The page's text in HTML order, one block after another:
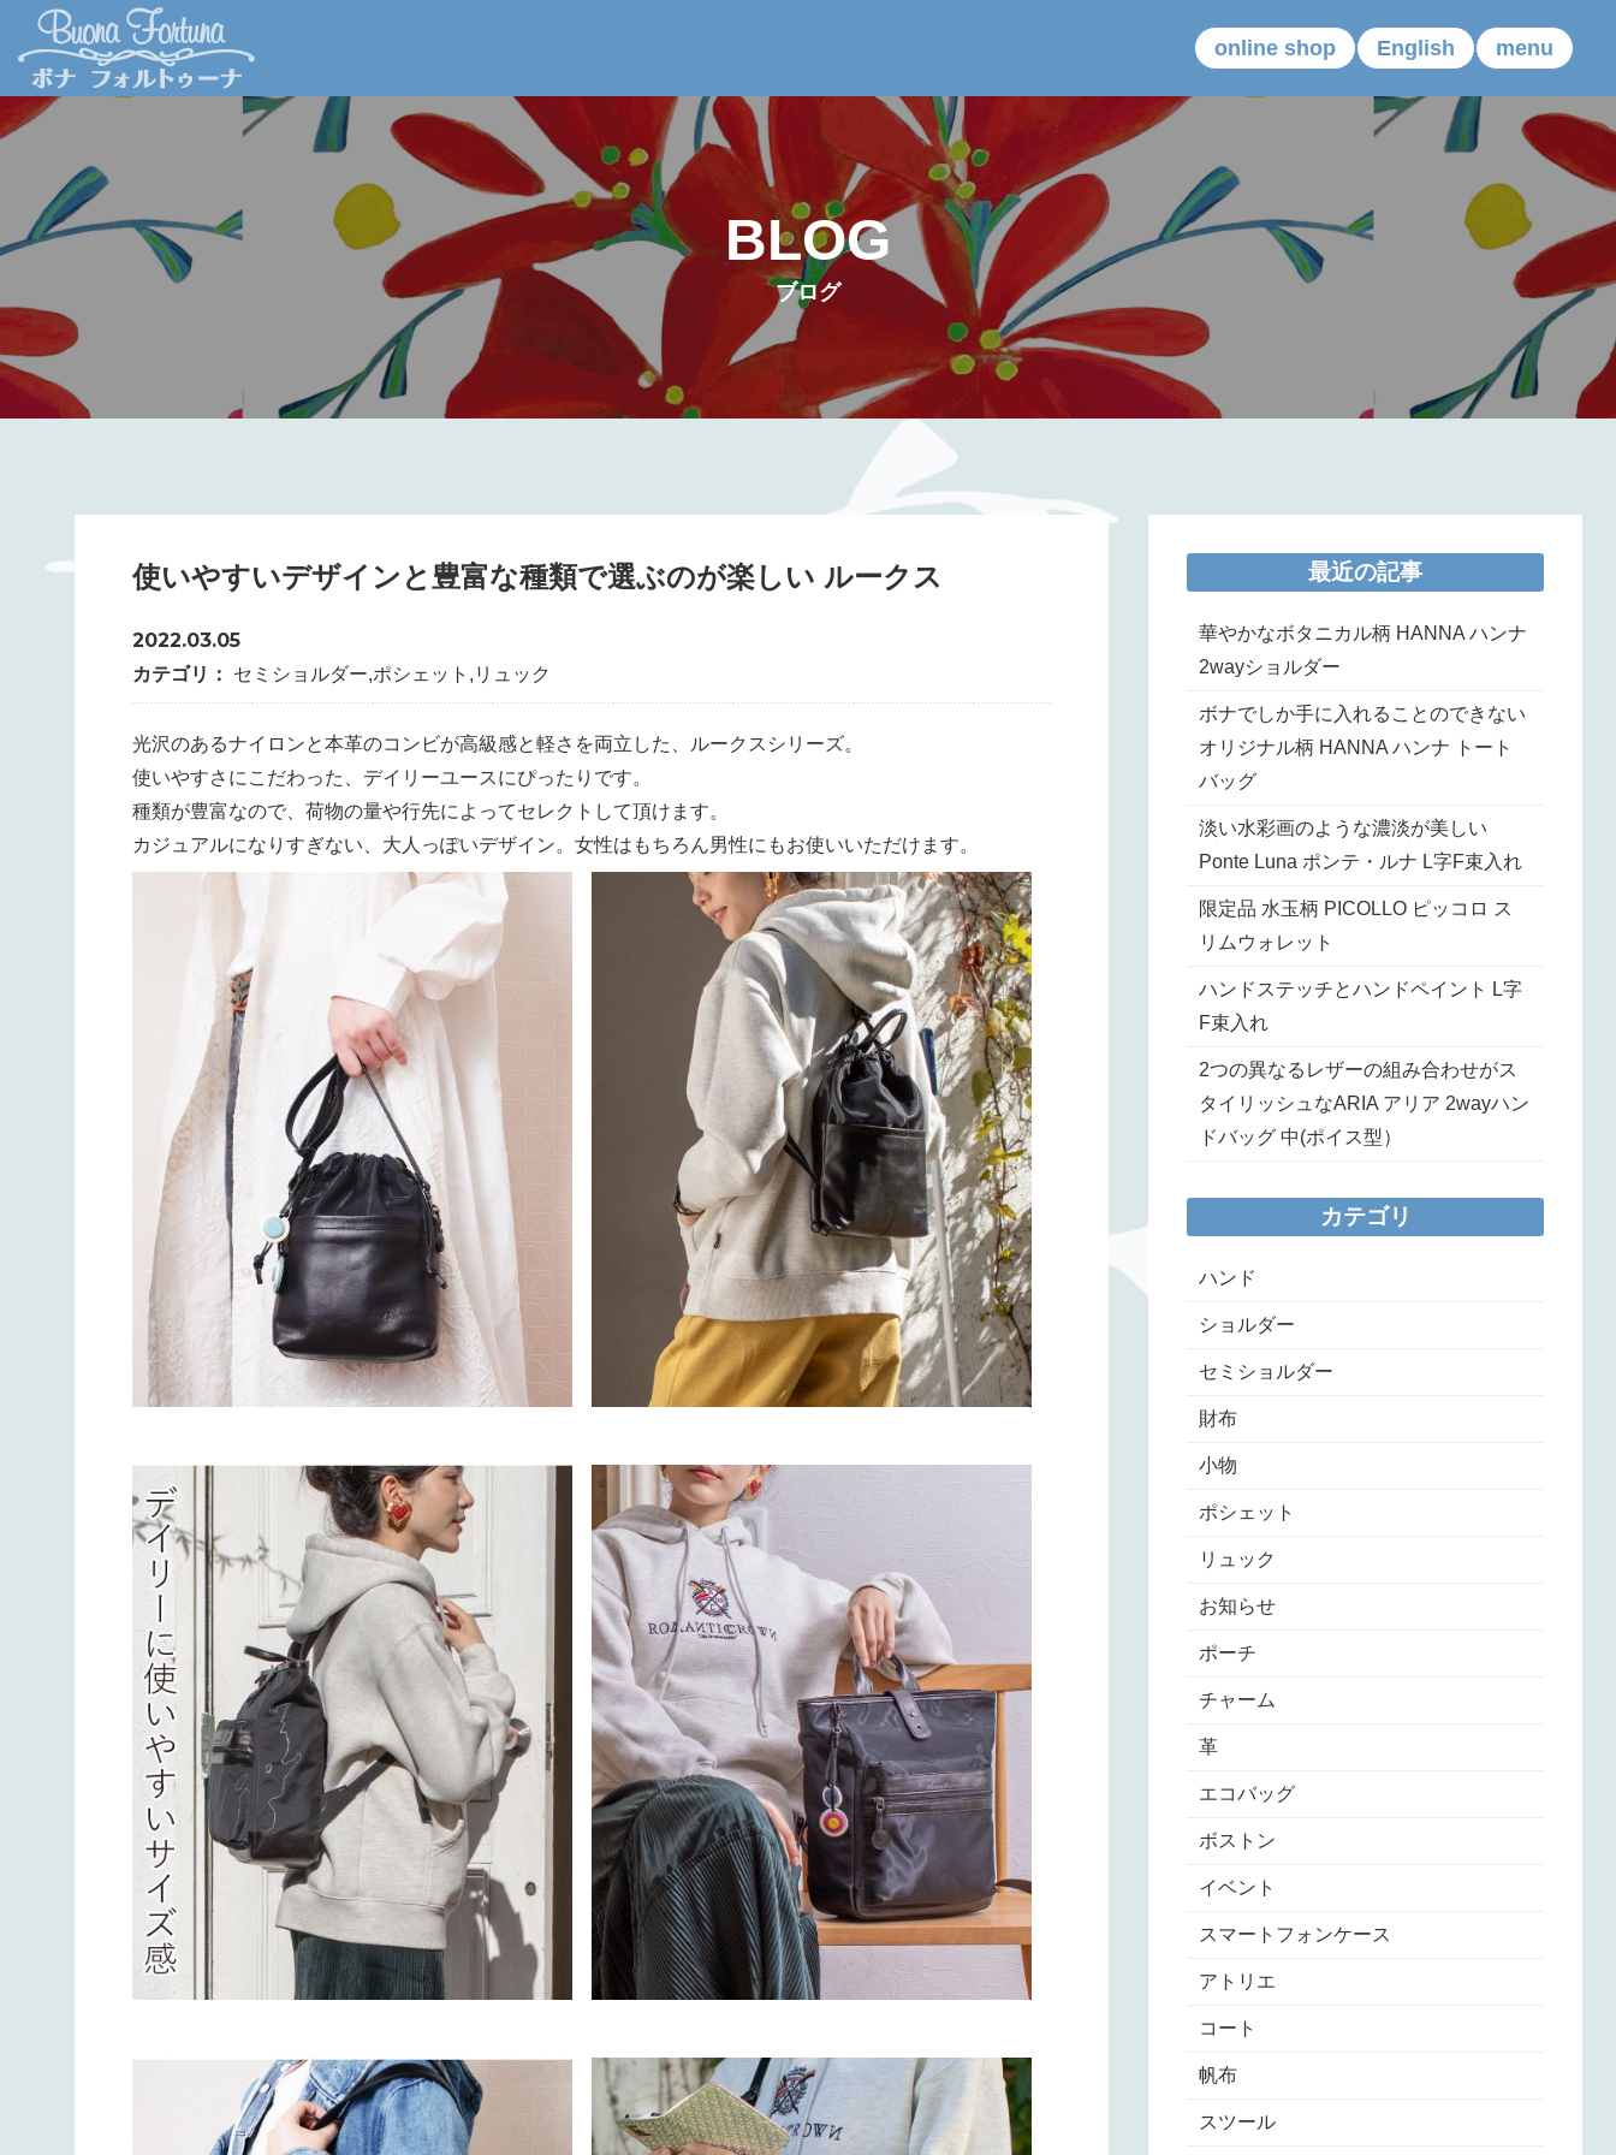
online shop English menu
BLOG
ブログ
使いやすいデザインと豊富な種類で選ぶのが楽しい ルークス
2022.03.05
カテゴリ： セミショルダー,ポシェット , リュック
光沢のあるナイロンと本革のコンビが高級感と軽さを両立した、ルークスシリーズ。
使いやすさにこだわった、デイリーユースにぴったりです。
種類が豊富なので、荷物の量や行先によってセレクトして頂けます。
カジュアルになりすぎない、大人っぽいデザイン。女性はもちろん男性にもお使いいただけます。
最近の記事
華やかなボタニカル柄 HANNA ハンナ
2wayショルダー
ボナでしか手に入れることのできない
オリジナル柄 HANNA ハンナ トート
バッグ
淡い水彩画のような濃淡が美しい
Ponte Luna ポンテ・ルナ L字F束入れ
限定品 水玉柄 PICOLLO ピッコロ ス
リムウォレット
ハンドステッチとハンドペイント L字
F束入れ
2つの異なるレザーの組み合わせがス
タイリッシュなARIA アリア 2wayハン
ドバッグ 中(ポイス型）
カテゴリ
ハンド
ショルダー
セミショルダー
財布
小物
ポシェット
リュック
お知らせ
ポーチ
チャーム
革
エコバッグ
ボストン
イベント
スマートフォンケース
アトリエ
コート
帆布
スツール